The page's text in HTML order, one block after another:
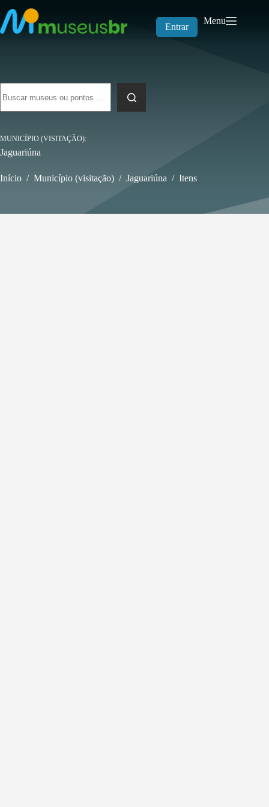
para
o
conteúdo
Entrar
Menu
resultados
MUNICÍPIO (VISITAÇÃO)
Jaguariúna
Início / Município (visitação) / Jaguariúna / Itens